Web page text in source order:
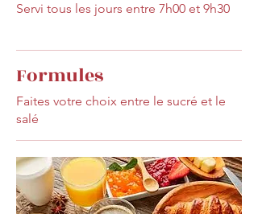
Servi tous les jours entre 7h00 et 9h30
Formules
Faites votre choix entre le sucré et le
salé